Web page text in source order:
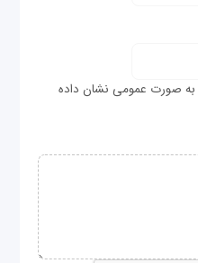
صورت عمومی نشان داده